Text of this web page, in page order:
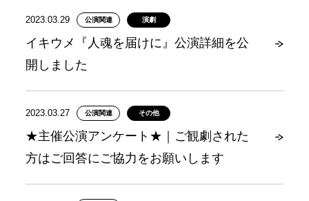
2023.03.29 公演関連 演劇
イキウメ『人魂を届けに』公演詳細を公
開しました
2023.03.27 公演関連 その他
★主催公演アンケート★｜ご観劇された
方はご回答にご協力をお願いします